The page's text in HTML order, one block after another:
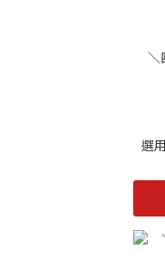
＼
選
還
海自
系